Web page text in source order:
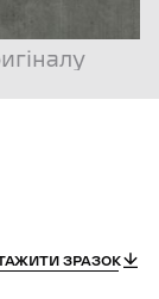
ЗРАЗОК